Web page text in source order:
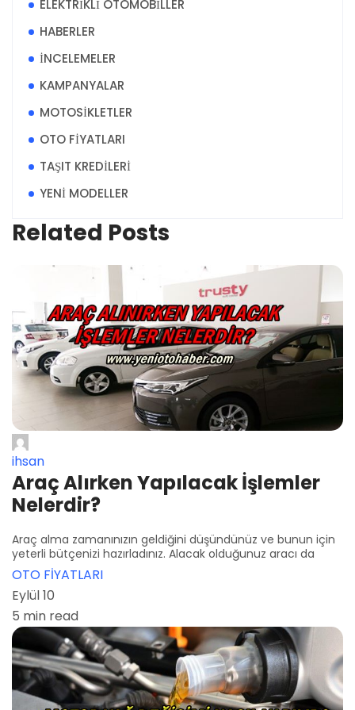
ELEKTRİKLİ OTOMOBİLLER
HABERLER
İNCELEMELER
KAMPANYALAR
MOTOSİKLETLER
OTO FİYATLARI
TAŞIT KREDİLERİ
YENİ MODELLER
Related Posts
ihsan
Araç Alırken Yapılacak İşlemler
Nelerdir?
Araç alma zamanınızın geldiğini düşündünüz ve bunun için
yeterli bütçenizi hazırladınız. Alacak olduğunuz aracı da
OTO FİYATLARI
Eylül 10
5 min read